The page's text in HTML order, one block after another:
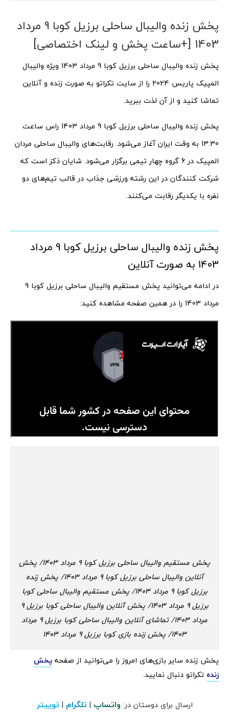
پخش زنده والیبال ساحلی برزیل کوبا 9 مرداد
1403 [+ساعت پخش و لینک اختصاصی]
پخش زنده والیبال ساحلی برزیل کوبا 9 مرداد 1403 ویژه والیبال
المپیک پاریس 2024 را از سایت تکراتو به صورت زنده و آنلاین
تماشا کنید و از آن لذت ببرید.
پخش زنده والیبال ساحلی برزیل کوبا 9 مرداد 1403 راس ساعت
13:30 به وقت ایران آغاز می‌شود. رقابت‌های والیبال ساحلی مردان
المپیک در 6 گروه چهار تیمی برگزار می‌شود. شایان ذکز است که
شرکت کنندگان در این رشته ورزشی جذاب در قالب تیم‌های دو
نفره با یکدیگر رقابت می‌کنند.
پخش زنده والیبال ساحلی برزیل کوبا 9 مرداد
1403 به صورت آنلاین
در ادامه می‌توانید پخش مستقیم والیبال ساحلی برزیل کوبا 9
مرداد 1403 را در همین صفحه مشاهده کنید:
پخش مستقیم والیبال ساحلی برزیل کوبا 9 مرداد 1403/ پخش
آنلاین والیبال ساحلی برزیل کوبا 9 مرداد 1403/ پخش زنده
برزیل کوبا 9 مرداد 1403/ پخش مستقیم والیبال ساحلی کوبا
برزیل 9 مرداد 1403/ پخش آنلاین والیبال ساحلی کوبا برزیل 9
مرداد 1403/ تماشای آنلاین والیبال ساحلی کوبا برزیل 9 مرداد
1403/ پخش زنده بازی کوبا برزیل 9 مرداد 1403
پخش زنده سایر بازی‌های امروز را می‌توانید از صفحه پخش
زنده تکراتو دنبال نمایید.
ارسال برای دوستان در: واتساپ | تلگرام | توییتر